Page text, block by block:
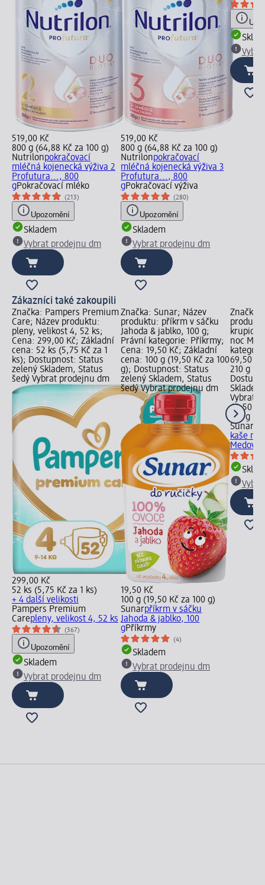
519,00 Kč
800 g (64,88 Kč za 100 g)
Nutrilonpokračovací
mléčná kojenecká výživa 2
Profutura..., 800
gPokračovací mléko
(213)
Upozornění
Skladem
Vybrat prodejnu dm
519,00 Kč
800 g (64,88 Kč za 100 g)
Nutrilonpokračovací
mléčná kojenecká výživa 3
Profutura..., 800
gPokračovací výživa
(280)
Upozornění
Skladem
Vybrat prodejnu dm
Zákazníci také zakoupili
Značka: Pampers Premium
Care; Název produktu:
pleny, velikost 4, 52 ks;
Cena: 299,00 Kč; Základní
cena: 52 ks (5,75 Kč za 1
ks); Dostupnost: Status
zelený Skladem, Status
šedý Vybrat prodejnu dm
299,00 Kč
52 ks (5,75 Kč za 1 ks)
+ 4 další velikosti
Pampers Premium
Carepleny, velikost 4, 52 ks
(367)
Upozornění
Skladem
Vybrat prodejnu dm
Značka: Sunar; Název
produktu: příkrm v sáčku
Jahoda & jablko, 100 g;
Právní kategorie: Příkrmy;
Cena: 19,50 Kč; Základní
cena: 100 g (19,50 Kč za 100
g); Dostupnost: Status
zelený Skladem, Status
šedý Vybrat prodejnu dm
19,50 Kč
100 g (19,50 Kč za 100 g)
Sunarpříkrm v sáčku
Jahoda & jablko, 100
gPříkrmy
(4)
Skladem
Vybrat prodejnu dm
Značka:
noc
69,50
210 g
Vybrat
69,50 Kč
210 g
Sunar
kaše na
Medová,